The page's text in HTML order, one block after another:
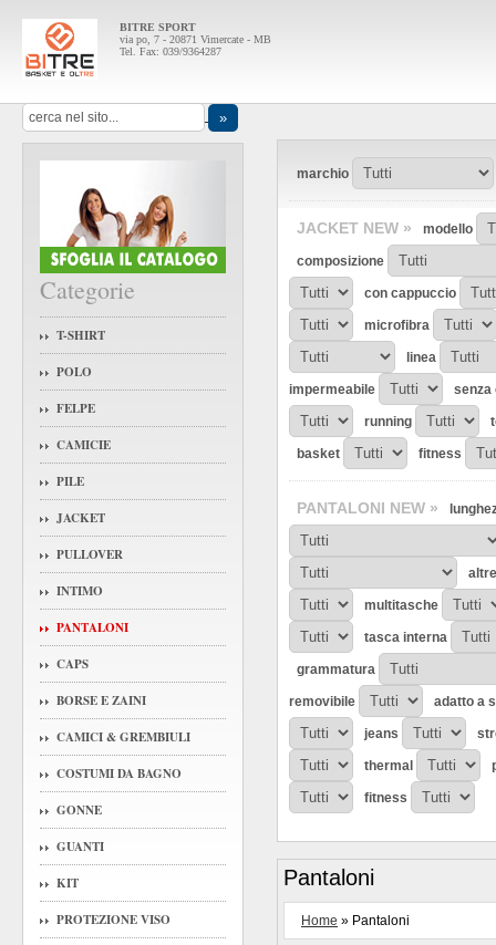
BITRE SPORT
via po, 7 - 20871 Vimercate - MB
Tel. Fax: 039/9364287
Categorie
T-SHIRT
POLO
FELPE
CAMICIE
PILE
JACKET
PULLOVER
INTIMO
PANTALONI
CAPS
BORSE E ZAINI
CAMICI & GREMBIULI
COSTUMI DA BAGNO
GONNE
GUANTI
KIT
PROTEZIONE VISO
marchio
JACKET NEW » modello
composizione
con cappuccio
microfibra
linea
impermeabile senza
running
basket fitness
PANTALONI NEW »
multitasche
tasca interna
grammatura
removibile adatto a
jeans
thermal
fitness
Pantaloni
Home » Pantaloni